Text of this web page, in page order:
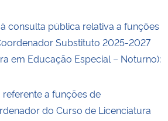
consulta pública relativa a funções
Substituto 2025-2027
em Educação Especial – Noturno):
referente a funções de
do Curso de Licenciatura